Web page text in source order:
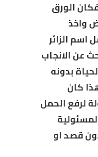
الورق
واخذ
اسم الزائر
عن الانجاب
بدونه
كان
لرفع الحمل
قصد او